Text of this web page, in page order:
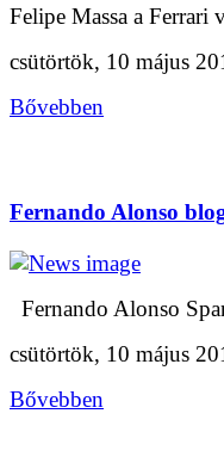
Felipe Massa a Ferrari
csütörtök, 10 május
Bővebben
Fernando Alonso
Fernando Alonso
csütörtök, 10 május
Bővebben